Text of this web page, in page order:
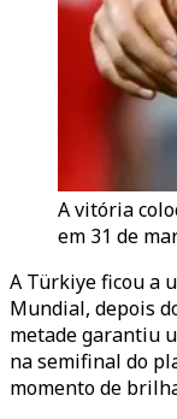
A vitória
em 31 de
A Türkiye ficou a
Mundial, depois
metade garantiu
na semifinal do
momento de